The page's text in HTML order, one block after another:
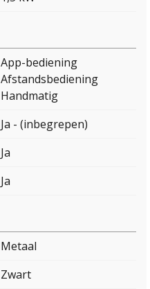
App-bediening
Afstandsbediening
Handmatig
Ja - (inbegrepen)
Ja
Ja
Metaal
Zwart